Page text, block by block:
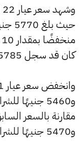
كان قد سجل 5785 جنيهًا للبيع و 5730 جنيهًا للشراء.
و5470 جنيهًا للشراء.